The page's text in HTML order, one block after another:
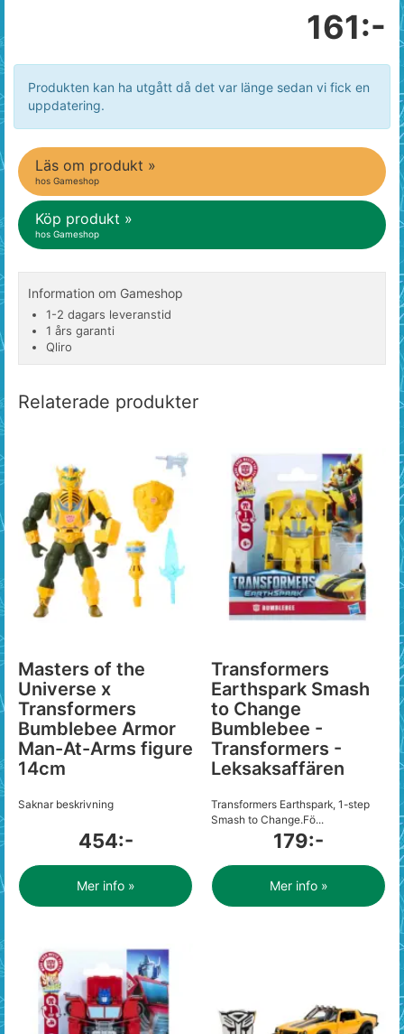
161:-
Produkten kan ha utgått då det var länge sedan vi fick en
uppdatering.
Läs om produkt »
hos Gameshop
Köp produkt »
hos Gameshop
Information om Gameshop
1-2 dagars leveranstid
1 års garanti
Qliro
Relaterade produkter
Masters of the
Universe x
Transformers
Bumblebee Armor
Man-At-Arms figure
14cm
Saknar beskrivning
454:-
Mer info »
Transformers
Earthspark Smash
to Change
Bumblebee -
Transformers -
Leksaksaffären
Transformers Earthspark, 1-step
Smash to Change.Fö...
179:-
Mer info »